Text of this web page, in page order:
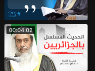
00:04:02